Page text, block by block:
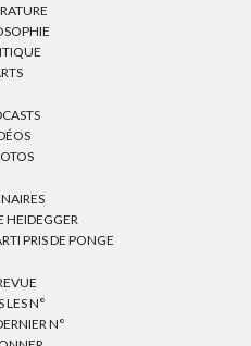
HEIDEGGER
PRIS DE PONGE
LES N°
N°